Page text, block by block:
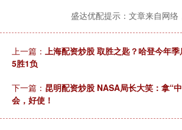
盛达优配提示：文章来自网络
上一篇： 上海配资炒股 取胜之匙？哈登今年
5胜1负
下一篇： 昆明配资炒股 NASA局长大笑：拿“
会，好使！